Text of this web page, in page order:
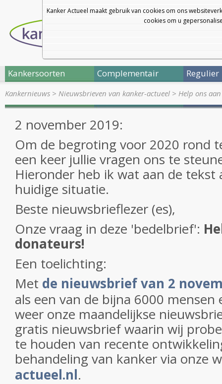
Kanker Actueel maakt gebruik van cookies om ons
cookies om u
Kankersoorten Complementair Regulier
Kankernieuws > Nieuwsbrieven van kanker-actueel > Help ons
2 november 2019:
Om de begroting voor 2020 rond
een keer jullie vragen ons te
Hieronder heb ik wat aan de tekst
huidige situatie.
Beste nieuwsbrieflezer (es),
Onze vraag in deze 'bedelbrief':
donateurs!
Een toelichting:
Met de nieuwsbrief van 2
als een van de bijna 6000 mensen
weer onze maandelijkse
gratis nieuwsbrief waarin wij
te houden van recente
behandeling van kanker via onze
actueel.nl.